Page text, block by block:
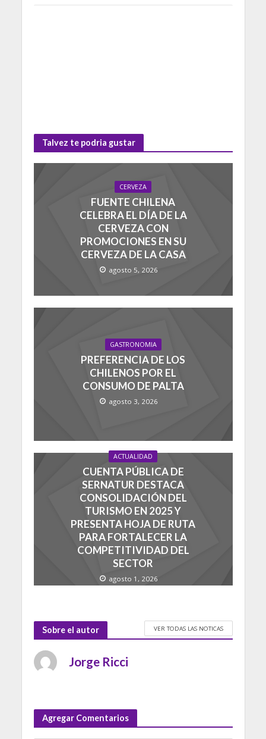
Talvez te podria gustar
CERVEZA
FUENTE CHILENA
CELEBRA EL DÍA DE LA
CERVEZA CON
PROMOCIONES EN SU
CERVEZA DE LA CASA
agosto 5, 2026
GASTRONOMIA
PREFERENCIA DE LOS
CHILENOS POR EL
CONSUMO DE PALTA
agosto 3, 2026
ACTUALIDAD
CUENTA PÚBLICA DE
SERNATUR DESTACA
CONSOLIDACIÓN DEL
TURISMO EN 2025 Y
PRESENTA HOJA DE RUTA
PARA FORTALECER LA
COMPETITIVIDAD DEL
SECTOR
agosto 1, 2026
Sobre el autor VER TODAS LAS NOTICAS
Jorge Ricci
Agregar Comentarios